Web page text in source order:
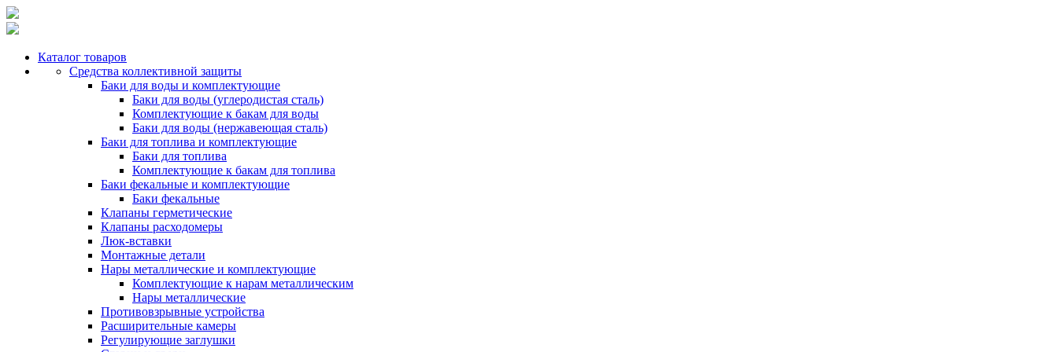
Каталог товаров
Средства коллективной защиты
Баки для воды и комплектующие
Баки для воды (углеродистая сталь)
Комплектующие к бакам для воды
Баки для воды (нержавеющая сталь)
Баки для топлива и комплектующие
Баки для топлива
Комплектующие к бакам для топлива
Баки фекальные и комплектующие
Баки фекальные
Клапаны герметические
Клапаны расходомеры
Люк-вставки
Монтажные детали
Нары металлические и комплектующие
Комплектующие к нарам металлическим
Нары металлические
Противовзрывные устройства
Расширительные камеры
Регулирующие заглушки